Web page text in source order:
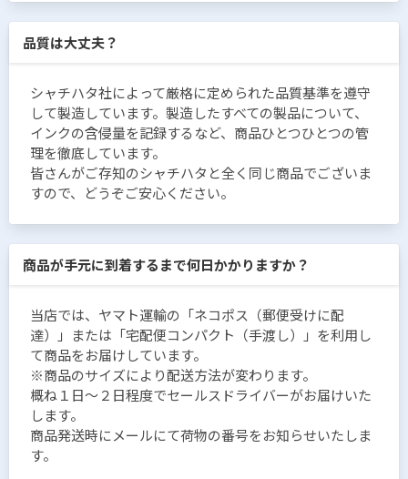
品質は大丈夫？
シャチハタ社によって厳格に定められた品質基準を遵守
して製造しています。製造したすべての製品について、
インクの含侵量を記録するなど、商品ひとつひとつの管
理を徹底しています。
皆さんがご存知のシャチハタと全く同じ商品でございま
すので、どうぞご安心ください。
商品が手元に到着するまで何日かかりますか？
当店では、ヤマト運輸の「ネコポス（郵便受けに配
達）」または「宅配便コンパクト（手渡し）」を利用し
て商品をお届けしています。
※商品のサイズにより配送方法が変わります。
概ね１日〜２日程度でセールスドライバーがお届けいた
します。
商品発送時にメールにて荷物の番号をお知らせいたしま
す。